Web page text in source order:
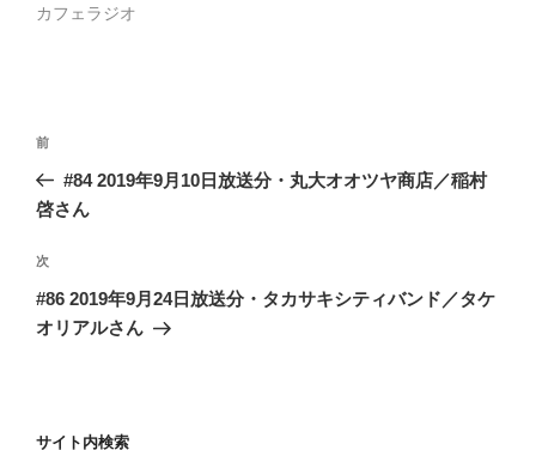
カフェラジオ
投
ナ
ゲ
ー
シ
前
の
投
前
#84 2019年9月10日放送分・丸大オオツヤ商店／稲村
啓さん
次
の
投
次
#86 2019年9月24日放送分・タカサキシティバンド／タケ
オリアルさん
サイト内検索